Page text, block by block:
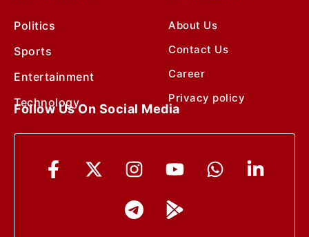
Politics
Sports
Entertainment
Technology
About Us
Contact Us
Career
Privacy policy
Follow Us On Social Media